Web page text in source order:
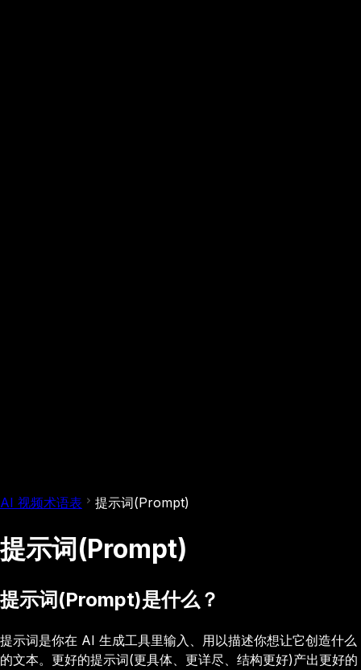
AI 视频术语表 提示词(Prompt)
提示词(Prompt)
提示词(Prompt)是什么？
提示词是你在 AI 生成工具里输入、用以描述你想让它创造什么
的文本。更好的提示词(更具体、更详尽、结构更好)产出更好的